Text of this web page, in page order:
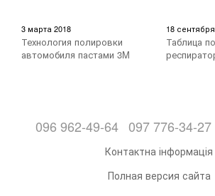
3 марта 2018
Технология полировки
автомобиля пастами 3M
18
Таблица
096 962-49-64 097 776-34-27
Контактна інформація
Полная версия сайта